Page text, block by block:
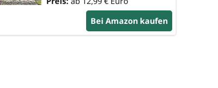
Bei Amazon kaufen